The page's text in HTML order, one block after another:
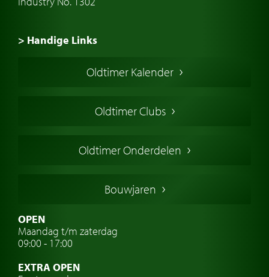
> Handige Links
Amerikaanse oldtimers
Franse oldtimers
Zweedse oldtimers
Oldtimer verzekering
Oldtimer Kalender
Oldtimer Clubs
Oldtimer Onderdelen
Bouwjaren
OPEN
Maandag t/m zaterdag
09:00 - 17:00
EXTRA OPEN